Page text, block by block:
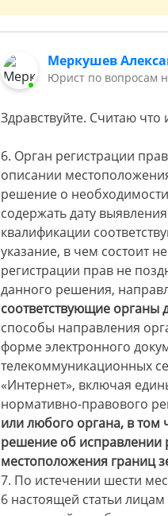
Меркушев
Юрист по вопросам
Здравствуйте. Считаю что
6. Орган регистрации
описании
решение о
содержать дату
квалификации
указание, в чем состоит
регистрации прав не
данного решения,
соответствующие органы
способы направления
форме электронного
телекоммуникационных
«Интернет», включая
нормативно-правового
или любого органа, в том
решение об исправлении
местоположения границ
7. По истечении шести
6 настоящей статьи